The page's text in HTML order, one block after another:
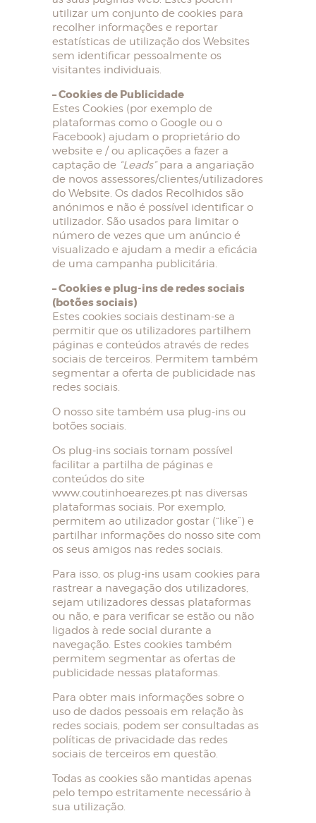
utilizar um conjunto de cookies para
recolher informações e reportar
estatísticas de utilização dos Websites
sem identificar pessoalmente os
visitantes individuais.
– Cookies de Publicidade
Estes Cookies (por exemplo de
plataformas como o Google ou o
Facebook) ajudam o proprietário do
website e / ou aplicações a fazer a
captação de “Leads”para a angariação
de novos assessores/clientes/utilizadores
do Website. Os dados Recolhidos são
anónimos e não é possível identificar o
utilizador. São usados para limitar o
número de vezes que um anúncio é
visualizado e ajudam a medir a eficácia
de uma campanha publicitária.
– Cookies e plug-ins de redes sociais
(botões sociais)
Estes cookies sociais destinam-se a
permitir que os utilizadores partilhem
páginas e conteúdos através de redes
sociais de terceiros. Permitem também
segmentar a oferta de publicidade nas
redes sociais.
O nosso site também usa plug-ins ou
botões sociais.
Os plug-ins sociais tornam possível
facilitar a partilha de páginas e
conteúdos do site
www.coutinhoearezes.pt nas diversas
plataformas sociais. Por exemplo,
permitem ao utilizador gostar (“like”) e
partilhar informações do nosso site com
os seus amigos nas redes sociais.
Para isso, os plug-ins usam cookies para
rastrear a navegação dos utilizadores,
sejam utilizadores dessas plataformas
ou não, e para verificar se estão ou não
ligados à rede social durante a
navegação. Estes cookies também
permitem segmentar as ofertas de
publicidade nessas plataformas.
Para obter mais informações sobre o
uso de dados pessoais em relação às
redes sociais, podem ser consultadas as
políticas de privacidade das redes
sociais de terceiros em questão.
Todas as cookies são mantidas apenas
pelo tempo estritamente necessário à
sua utilização.